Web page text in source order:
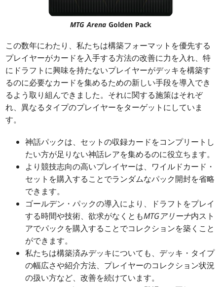
MTG ArenaGolden Pack
この数年にわたり、私たちは構築フォーマットを優先する
プレイヤーがカードを入手する方法の改善に力を入れ、特
にドラフトに興味を持たないプレイヤーがデッキを構築す
るのに必要なカードを集めるための新しい手段を導入でき
るよう取り組んできました。それに関する施策はそれぞ
れ、異なるタイプのプレイヤーをターゲットにしていま
す。
神話パックは、セットの収録カードをコンプリートし
たい方が足りない神話レアを集めるのに役立ちます。
より競技志向の高いプレイヤーは、ワイルドカード・
セットを購入することでランダムなパック開封を省略
できます。
ゴールデン・パックの導入により、ドラフトをプレイ
する時間や技術、欲求がなくともMTGアリーナ内スト
アでパックを購入することでコレクションを築くこと
ができます。
私たちは構築済みデッキについても、デッキ・タイプ
の幅広さや紹介方法、プレイヤーのコレクション状況
の扱い方など、改善を続けています。